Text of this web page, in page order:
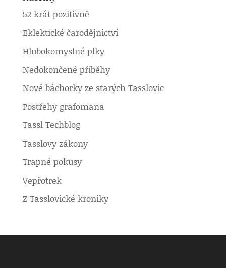
52 krát pozitivně
Eklektické čarodějnictví
Hlubokomyslné plky
Nedokončené příběhy
Nové báchorky ze starých Tasslovic
Postřehy grafomana
Tassl Techblog
Tasslovy zákony
Trapné pokusy
Vepřotrek
Z Tasslovické kroniky